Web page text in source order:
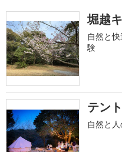
堀越
自然と
験
テン
自然と